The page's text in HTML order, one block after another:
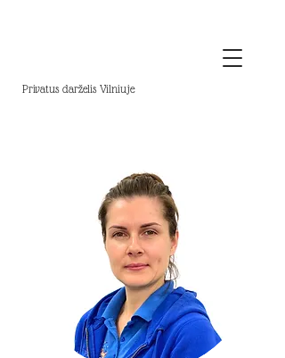
Privatus darželis Vilniuje